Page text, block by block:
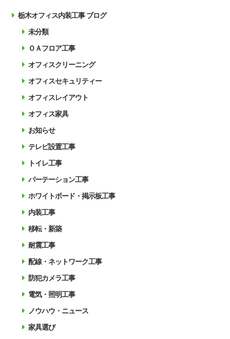
栃木オフィス内装工事 ブログ
未分類
ＯＡフロア工事
オフィスクリーニング
オフィスセキュリティー
オフィスレイアウト
オフィス家具
お知らせ
テレビ設置工事
トイレ工事
パーテーション工事
ホワイトボード・掲示板工事
内装工事
移転・新築
耐震工事
配線・ネットワーク工事
防犯カメラ工事
電気・照明工事
ノウハウ・ニュース
家具選び